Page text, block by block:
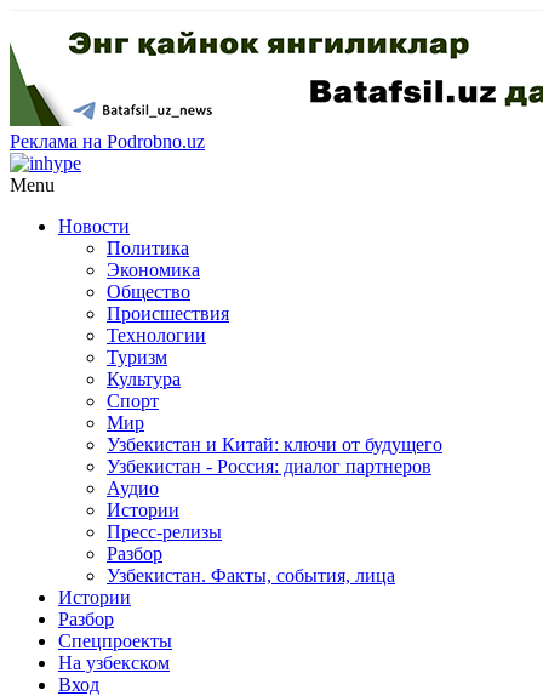
Реклама на Podrobno.uz
Menu
Новости
Политика
Экономика
Общество
Происшествия
Технологии
Туризм
Культура
Спорт
Мир
Узбекистан и Китай: ключи от будущего
Узбекистан - Россия: диалог партнеров
Аудио
Истории
Пресс-релизы
Разбор
Узбекистан. Факты, события, лица
Истории
Разбор
Спецпроекты
На узбекском
Вход